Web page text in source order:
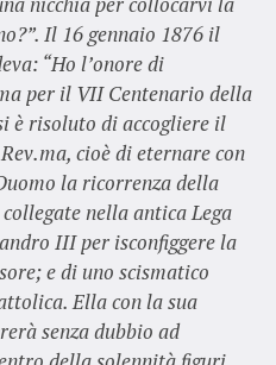
Il 16 gennaio 1876 il
“Ho l’onore di
per il VII Centenario della
è risoluto di accogliere il
cioè di eternare con
la ricorrenza della
nella antica Lega
III per isconfiggere la
e di uno scismatico
Ella con la sua
senza dubbio ad